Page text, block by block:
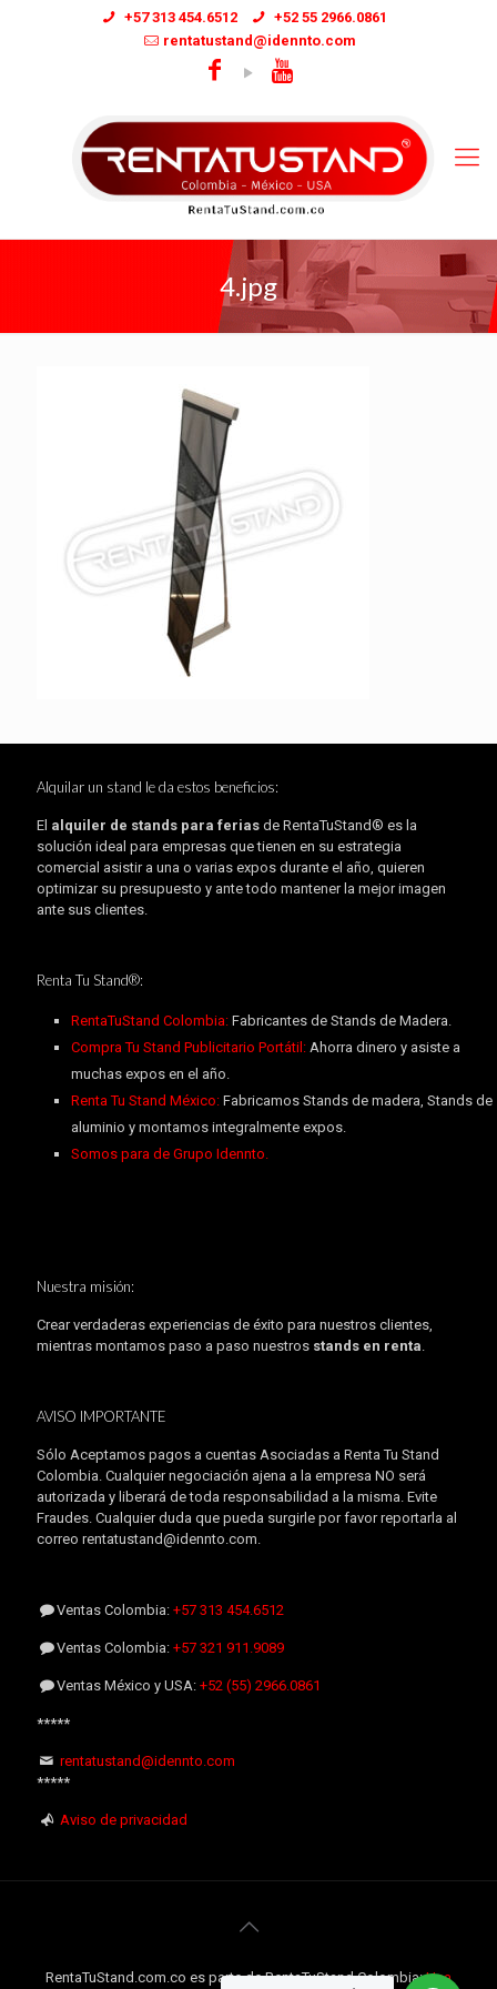
+57 313 454.6512
+52 55 2966.0861
rentatustand@idennto.com
4.jpg
Alquilar un stand le da estos beneficios:
El alquiler de stands para ferias de RentaTuStand® es la
solución ideal para empresas que tienen en su estrategia
comercial asistir a una o varias expos durante el año, quieren
optimizar su presupuesto y ante todo mantener la mejor imagen
ante sus clientes.
Renta Tu Stand®:
RentaTuStand Colombia: Fabricantes de Stands de Madera.
Compra Tu Stand Publicitario Portátil:Ahorra dinero y asiste a
muchas expos en el año.
Renta Tu Stand México:Fabricamos Stands de madera, Stands de
aluminio y montamos integralmente expos.
Somos para de Grupo Idennto.
Nuestra misión:
Crear verdaderas experiencias de éxito para nuestros clientes,
mientras montamos paso a paso nuestros stands en renta.
AVISO IMPORTANTE
Sólo Aceptamos pagos a cuentas Asociadas a Renta Tu Stand
Colombia. Cualquier negociación ajena a la empresa NO será
autorizada y liberará de toda responsabilidad a la misma. Evite
Fraudes. Cualquier duda que pueda surgirle por favor reportarla al
correo rentatustand@idennto.com.
Ventas Colombia:+57 313 454.6512
Ventas Colombia:+57 321 911.9089
Ventas México y USA:+52 (55) 2966.0861
*****
rentatustand@idennto.com
*****
Aviso de privacidad
RentaTuStand.com.co es parte de RentaTuStand Colombia:Una